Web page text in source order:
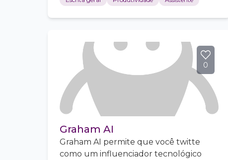
0
Graham AI
Graham AI permite que você twitte
como um influenciador tecnológico